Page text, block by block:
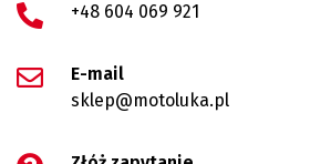
+48 604 069 921
E-mail
sklep@motoluka.pl